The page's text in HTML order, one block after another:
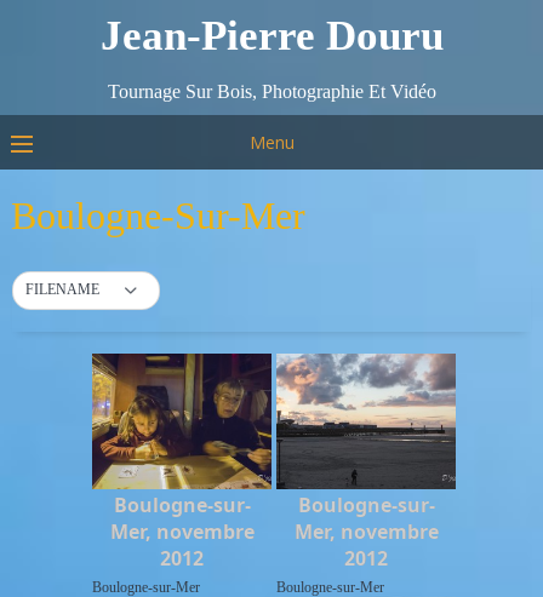
Jean-Pierre Douru
Tournage Sur Bois, Photographie Et Vidéo
Menu
Boulogne-Sur-Mer
FILENAME
Boulogne-sur-
Mer, novembre
2012
Boulogne-sur-Mer
Boulogne-sur-
Mer, novembre
2012
Boulogne-sur-Mer